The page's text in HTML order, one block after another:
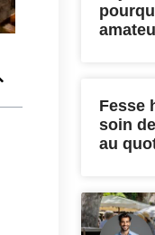
Fesse
soin
au